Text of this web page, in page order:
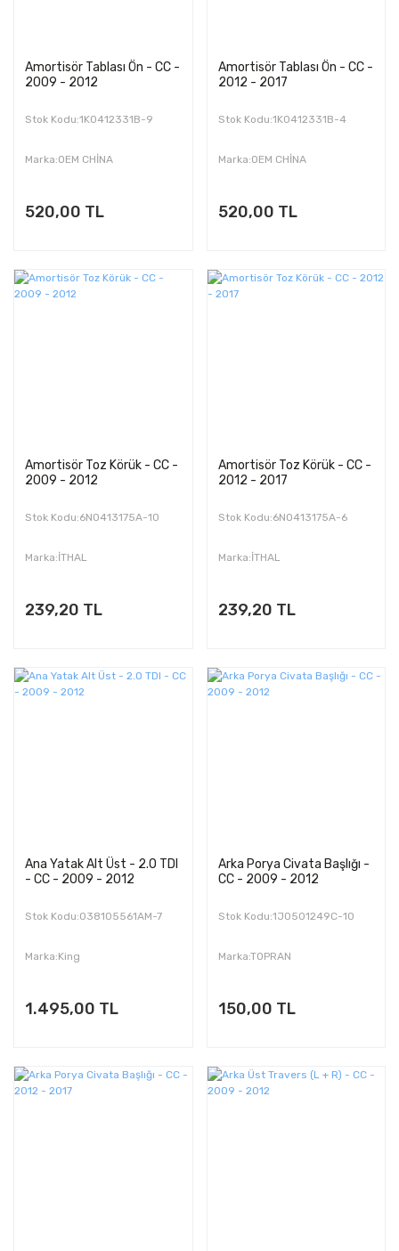
Amortisör Tablası Ön - CC -
2009 - 2012
Stok Kodu:1K0412331B-9
Marka:OEM CHİNA
520,00 TL
Amortisör Tablası Ön - CC -
2012 - 2017
Stok Kodu:1K0412331B-4
Marka:OEM CHİNA
520,00 TL
Amortisör Toz Körük - CC -
2009 - 2012
Stok Kodu:6N0413175A-10
Marka:İTHAL
239,20 TL
Amortisör Toz Körük - CC -
2012 - 2017
Stok Kodu:6N0413175A-6
Marka:İTHAL
239,20 TL
Ana Yatak Alt Üst - 2.0 TDI
- CC - 2009 - 2012
Stok Kodu:038105561AM-7
Marka:King
1.495,00 TL
Arka Porya Civata Başlığı -
CC - 2009 - 2012
Stok Kodu:1J0501249C-10
Marka:TOPRAN
150,00 TL